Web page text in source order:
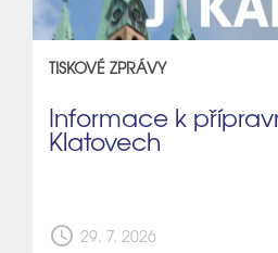
TISKOVÉ ZPRÁVY
Informace k
Klatovech
schedule 29. 7. 2026